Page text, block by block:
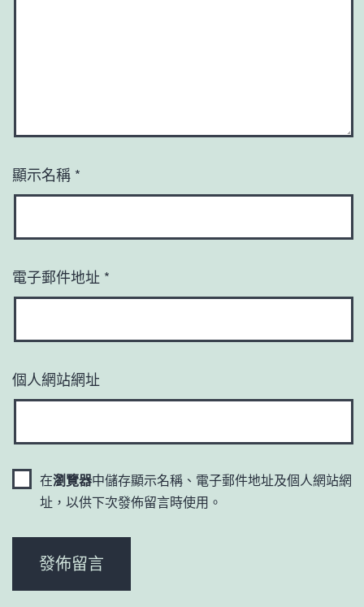
顯示名稱 *
電子郵件地址 *
個人網站網址
在瀏覽器中儲存顯示名稱、電子郵件地址及個人網站網
址，以供下次發佈留言時使用。